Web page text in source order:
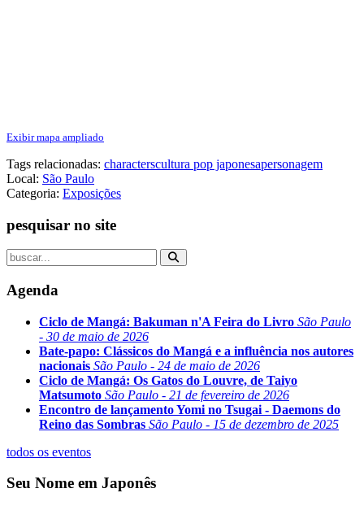
Exibir mapa ampliado
Tags relacionadas: characterscultura pop japonesapersonagem
Local: São Paulo
Categoria: Exposições
pesquisar no site
Agenda
Ciclo de Mangá: Bakuman n'A Feira do Livro São Paulo
- 30 de maio de 2026
Bate-papo: Clássicos do Mangá e a influência nos autores
nacionais São Paulo - 24 de maio de 2026
Ciclo de Mangá: Os Gatos do Louvre, de Taiyo
Matsumoto São Paulo - 21 de fevereiro de 2026
Encontro de lançamento Yomi no Tsugai - Daemons do
Reino das Sombras São Paulo - 15 de dezembro de 2025
todos os eventos
Seu Nome em Japonês